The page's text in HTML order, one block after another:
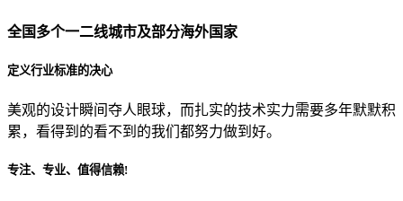
贵公司的团队规模是？
目前主要的营销渠道是？
全国多个一二线城市及部分海外国家
定义行业标准的决心
美观的设计瞬间夺人眼球，而扎实的技术实力需要多年默默积
累，看得到的看不到的我们都努力做到好。
专注、专业、值得信赖!